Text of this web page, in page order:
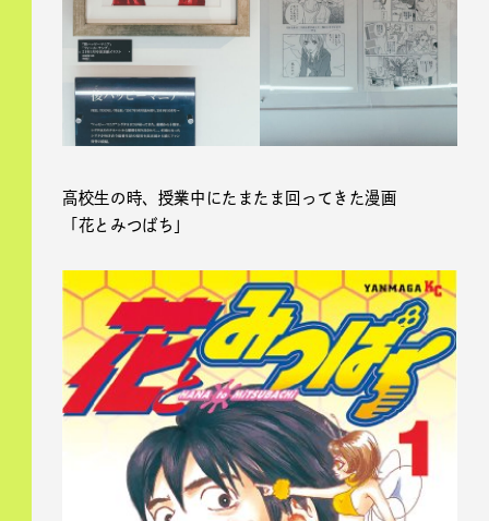
高校生の時、授業中にたまたま回ってきた漫画
「花とみつばち」